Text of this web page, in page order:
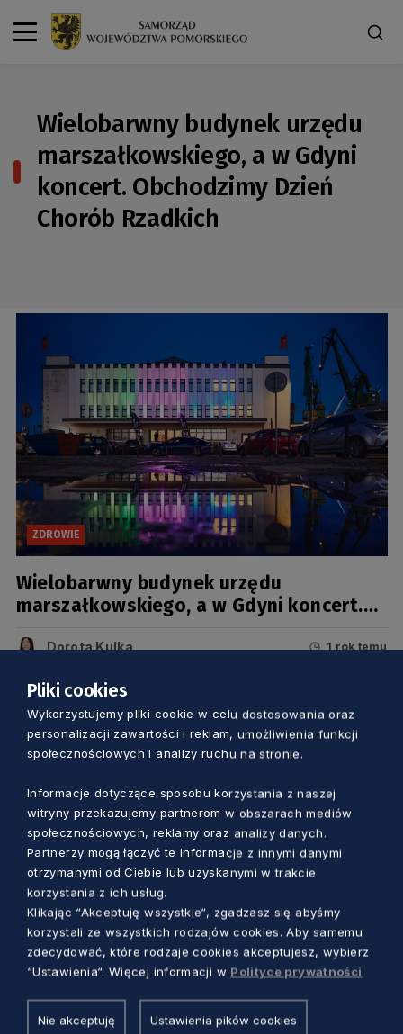
Wielobarwny budynek urzędu
marszałkowskiego, a w Gdyni
koncert. Obchodzimy Dzień
Chorób Rzadkich
ZDROWIE
Wielobarwny budynek urzędu
marszałkowskiego, a w Gdyni koncert.
Dorota Kulka 1 rok temu
KULTURA
Światowy Dzień Chorób Rzadkich. Jak 29
lutego będzie wyglądać budynek
urzędu?
Dorota Kulka
Pliki cookies
Wykorzystujemy pliki cookie w celu dostosowania oraz
personalizacji zawartości i reklam, umożliwienia funkcji
społecznościowych i analizy ruchu na stronie.
Informacje dotyczące sposobu korzystania z naszej
witryny przekazujemy partnerom w obszarach mediów
społecznościowych, reklamy oraz analizy danych.
Partnerzy mogą łączyć te informacje z innymi danymi
otrzymanymi od Ciebie lub uzyskanymi w trakcie
korzystania z ich usług.
Klikając “Akceptuję wszystkie“, zgadzasz się abyśmy
korzystali ze wszystkich rodzajów cookies. Aby samemu
zdecydować, które rodzaje cookies akceptujesz, wybierz
“Ustawienia“. Więcej informacji w Polityce prywatności
Nie akceptuję Ustawienia pików cookies